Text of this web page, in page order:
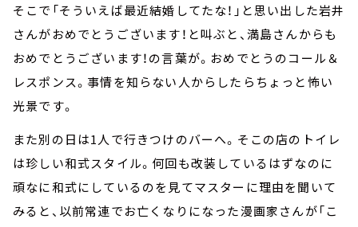
そこで「そういえば最近結婚してたな！」と思い出した岩井
さんがおめでとうございます！と叫ぶと、満島さんからも
おめでとうございます！の言葉が。おめでとうのコール＆
レスポンス。事情を知らない人からしたらちょっと怖い
光景です。
また別の日は1人で行きつけのバーへ。そこの店のトイレ
は珍しい和式スタイル。何回も改装しているはずなのに
頑なに和式にしているのを見てマスターに理由を聞いて
みると、以前常連でお亡くなりになった漫画家さんが「こ